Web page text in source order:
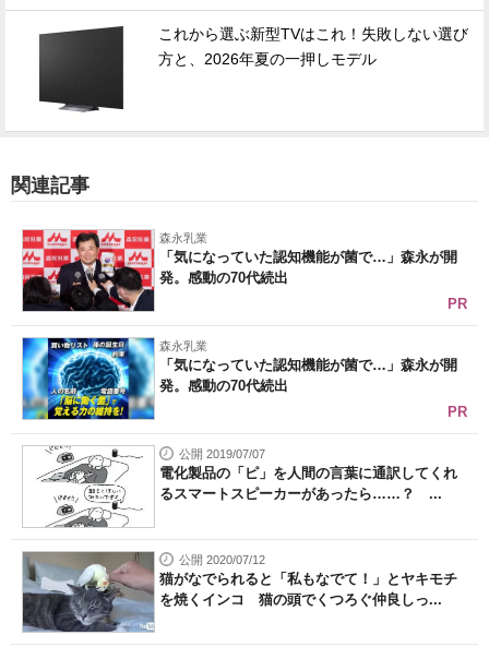
これから選ぶ新型TVはこれ！失敗しない選び
方と、2026年夏の一押しモデル
関連記事
森永乳業
「気になっていた認知機能が菌で…」森永が開
発。感動の70代続出
PR
森永乳業
「気になっていた認知機能が菌で…」森永が開
発。感動の70代続出
PR
公開 2019/07/07
電化製品の「ピ」を人間の言葉に通訳してくれ
るスマートスピーカーがあったら……？ ...
公開 2020/07/12
猫がなでられると「私もなでて！」とヤキモチ
を焼くインコ 猫の頭でくつろぐ仲良しっ...